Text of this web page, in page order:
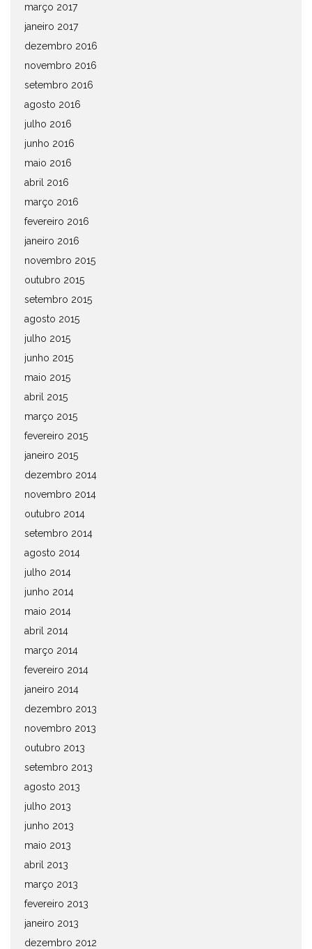
março 2017
janeiro 2017
dezembro 2016
novembro 2016
setembro 2016
agosto 2016
julho 2016
junho 2016
maio 2016
abril 2016
março 2016
fevereiro 2016
janeiro 2016
novembro 2015
outubro 2015
setembro 2015
agosto 2015
julho 2015
junho 2015
maio 2015
abril 2015
março 2015
fevereiro 2015
janeiro 2015
dezembro 2014
novembro 2014
outubro 2014
setembro 2014
agosto 2014
julho 2014
junho 2014
maio 2014
abril 2014
março 2014
fevereiro 2014
janeiro 2014
dezembro 2013
novembro 2013
outubro 2013
setembro 2013
agosto 2013
julho 2013
junho 2013
maio 2013
abril 2013
março 2013
fevereiro 2013
janeiro 2013
dezembro 2012